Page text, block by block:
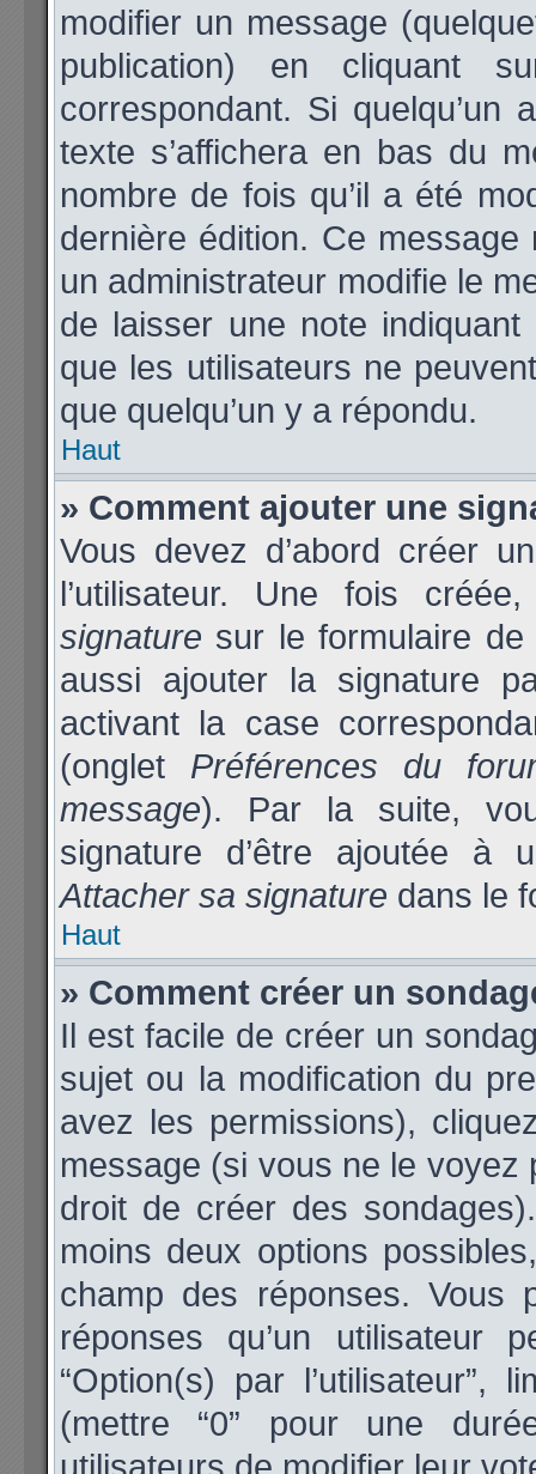
modifier un message
publication) en cliquant
correspondant. Si
texte s’affichera en bas du
nombre de fois qu’il a été
dernière édition. Ce
un administrateur modifie le
de laisser une note
que les utilisateurs ne
que quelqu’un y a répondu.
Haut
» Comment ajouter une
Vous devez d’abord créer
l’utilisateur. Une fois
signature sur le formulaire
aussi ajouter la signature
activant la case
(onglet Préférences du
message). Par la suite,
signature d’être ajoutée à
Attacher sa signature dans le
Haut
» Comment créer un
Il est facile de créer un
sujet ou la modification du
avez les permissions),
message (si vous ne le voyez
droit de créer des
moins deux options
champ des réponses. Vous
réponses qu’un
“Option(s) par
(mettre “0” pour une